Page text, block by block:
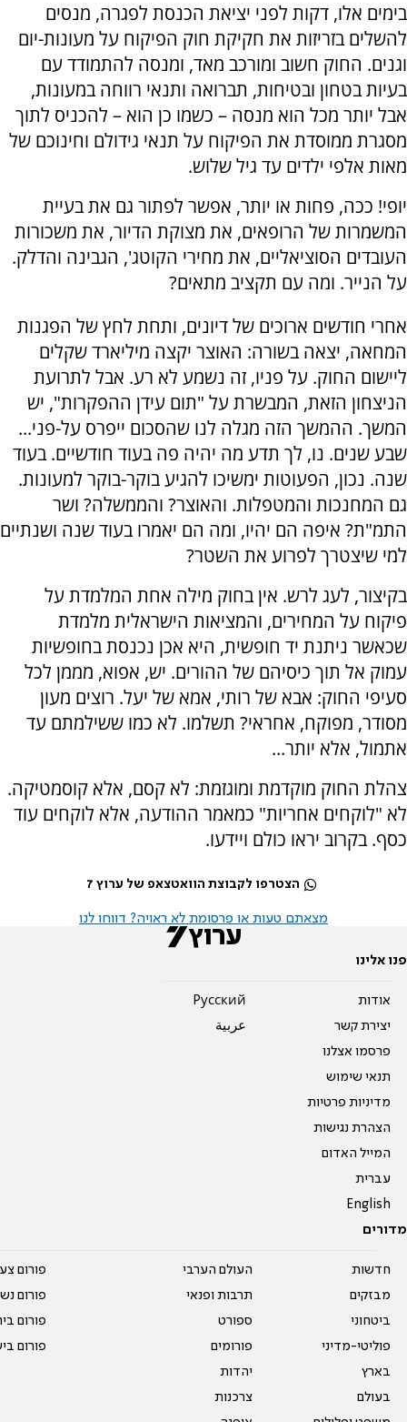
בימים אלו, דקות לפני יציאת הכנסת לפגרה, מנסים
להשלים בזריזות את חקיקת חוק הפיקוח על מעונות-יום
וגנים. החוק חשוב ומורכב מאד, ומנסה להתמודד עם
בעיות בטחון ובטיחות, תברואה ותנאי רווחה במעונות,
אבל יותר מכל הוא מנסה – כשמו כן הוא – להכניס לתוך
מסגרת ממוסדת את הפיקוח על תנאי גידולם וחינוכם של
מאות אלפי ילדים עד גיל שלוש.
יופי! ככה, פחות או יותר, אפשר לפתור גם את בעיית
המשמרות של הרופאים, את מצוקת הדיור, את משכורות
העובדים הסוציאליים, את מחירי הקוטג', הגבינה והדלק.
על הנייר. ומה עם תקציב מתאים?
אחרי חודשים ארוכים של דיונים, ותחת לחץ של הפגנות
המחאה, יצאה בשורה: האוצר יקצה מיליארד שקלים
ליישום החוק. על פניו, זה נשמע לא רע. אבל לתרועת
הניצחון הזאת, המבשרת על "תום עידן ההפקרות", יש
המשך. ההמשך הזה מגלה לנו שהסכום ייפרס על-פני...
שבע שנים. נו, לך תדע מה יהיה פה בעוד חודשיים. בעוד
שנה. נכון, הפעוטות ימשיכו להגיע בוקר-בוקר למעונות.
גם המחנכות והמטפלות. והאוצר? והממשלה? ושר
התמ"ת? איפה הם יהיו, ומה הם יאמרו בעוד שנה ושנתיים
למי שיצטרך לפרוע את השטר?
בקיצור, לעג לרש. אין בחוק מילה אחת המלמדת על
פיקוח על המחירים, והמציאות הישראלית מלמדת
שכאשר ניתנת יד חופשית, היא אכן נכנסת בחופשיות
עמוק אל תוך כיסיהם של ההורים. יש, אפוא, מממן לכל
סעיפי החוק: אבא של רותי, אמא של יעל. רוצים מעון
מסודר, מפוקח, אחראי? תשלמו. לא כמו ששילמתם עד
אתמול, אלא יותר...
צהלת החוק מוקדמת ומוגזמת: לא קסם, אלא קוסמטיקה.
לא "לוקחים אחריות" כמאמר ההודעה, אלא לוקחים עוד
כסף. בקרוב יראו כולם ויידעו.
הצטרפו לקבוצת הוואטצאפ של ערוץ 7
מצאתם טעות או פרסומת לא ראויה? דווחו לנו
פנו אלינו
אודות
יצירת קשר
פרסמו אצלנו
תנאי שימוש
מדיניות פרטיות
הצהרת נגישות
המייל האדום
עברית
English
Pусский
عربية
מדורים
חדשות
מבזקים
ביטחוני
פוליטי-מדיני
בארץ
בעולם
העולם הערבי
תרבות ופנאי
ספורט
פורומים
יהדות
צרכנות
פורום
פורום
פורום
פורום